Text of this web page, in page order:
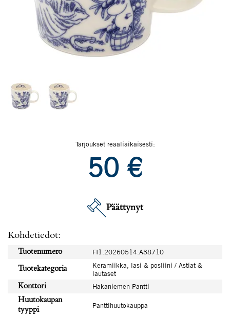
Tarjoukset reaaliaikaisesti:
50 €
Päättynyt
Kohdetiedot:
Tuotenumero FI1.20260514.A38710
Tuotekategoria
Keramiikka, lasi & posliini / Astiat &
lautaset
Konttori
Hakaniemen Pantti
Huutokaupan
tyyppi
Panttihuutokauppa